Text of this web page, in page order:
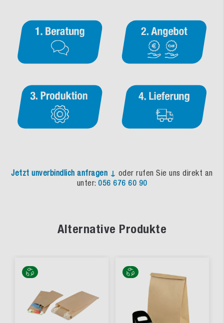
Jetzt unverbindlich anfragen ↓ oder rufen Sie uns direkt an
unter: 056 676 60 90
Alternative Produkte